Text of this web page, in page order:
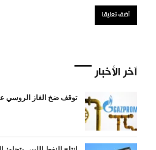
آخر الأخبار
توقف ضخ الغاز الروسي